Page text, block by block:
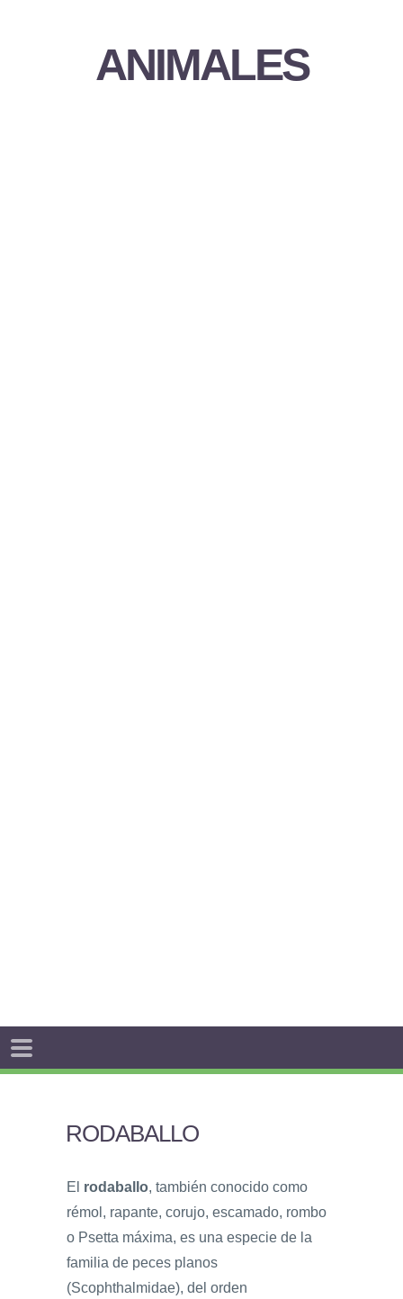
ANIMALES
RODABALLO
El rodaballo, también conocido como
rémol, rapante, corujo, escamado, rombo
o Psetta máxima, es una especie de la
familia de peces planos
(Scophthalmidae), del orden